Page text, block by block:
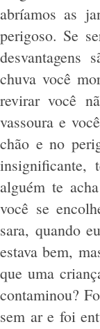
abríamos as
perigoso. Se
desvantagens
chuva você
revirar você
vassoura e
chão e no
insignificante,
alguém te
você se
sara, quando
estava bem,
que uma
contaminou?
sem ar e foi